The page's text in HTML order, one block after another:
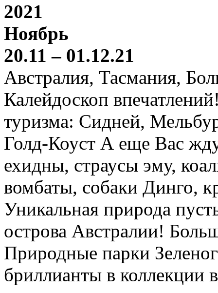
2021
Ноябрь
20.11 – 01.12.21
Австралия, Тасмания,
Калейдоскоп
туризма: Сидней,
Голд-Коуст А еще Вас
ехидны, страусы эму,
вомбаты, собаки Динго,
Уникальная природа
острова Австралии!
Природные парки
бриллианты в коллекции